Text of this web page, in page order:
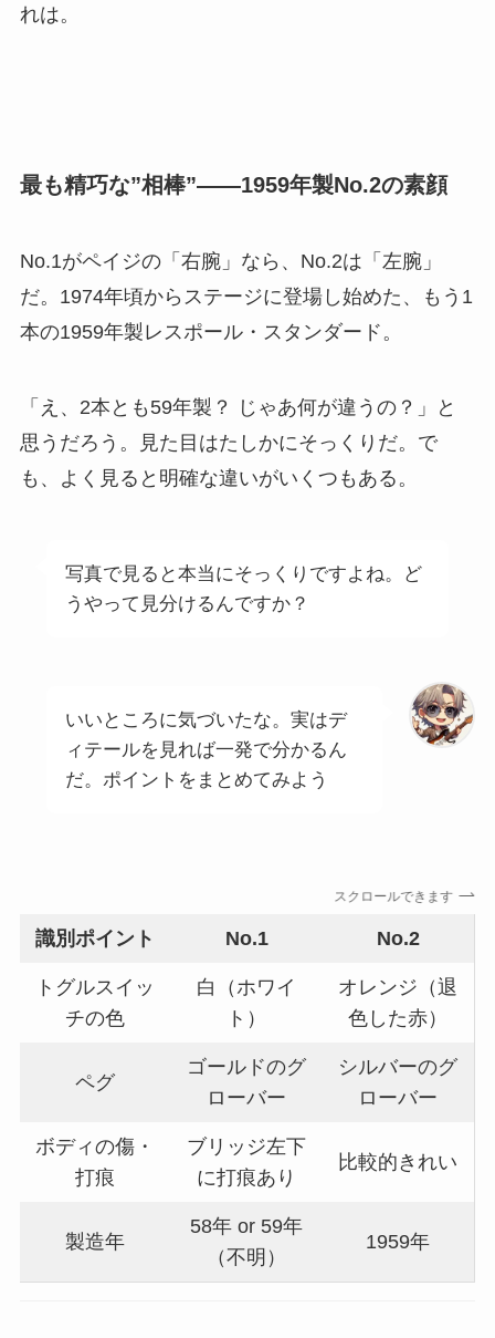
れは。
最も精巧な”相棒”――1959年製No.2の素顔
No.1がペイジの「右腕」なら、No.2は「左腕」
だ。1974年頃からステージに登場し始めた、もう1
本の1959年製レスポール・スタンダード。
「え、2本とも59年製？ じゃあ何が違うの？」と
思うだろう。見た目はたしかにそっくりだ。で
も、よく見ると明確な違いがいくつもある。
写真で見ると本当にそっくりですよね。ど
うやって見分けるんですか？
いいところに気づいたな。実はデ
ィテールを見れば一発で分かるん
だ。ポイントをまとめてみよう
スクロールできます
識別ポイント No.1 No.2
トグルスイッ
チの色
白（ホワイ
ト）
オレンジ（退
色した赤）
ペグ
ゴールドのグ
ローバー
シルバーのグ
ローバー
ボディの傷・
打痕
ブリッジ左下
に打痕あり
比較的きれい
製造年
58年 or 59年
（不明）
1959年